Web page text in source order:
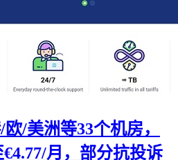
/美洲等33个机房，
月，部分抗投诉